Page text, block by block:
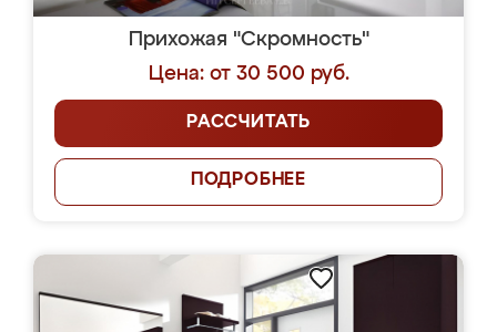
Прихожая "Скромность"
Цена: от 30 500 руб.
РАССЧИТАТЬ
ПОДРОБНЕЕ